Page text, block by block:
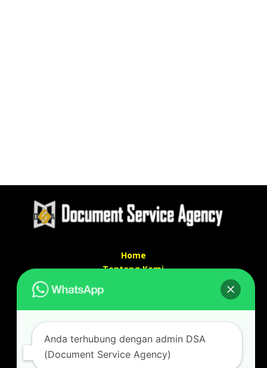
Home
Tentang Kami
Kontak kami
Alamat kantor :
Jl Swadaya Pam No 6 Rt 006 Rw 007 Jatinegara,
Anda terhubung dengan admin DSA
(Document Service Agency)